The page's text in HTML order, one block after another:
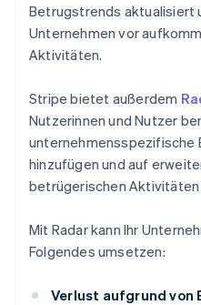
Betrugstrends aktualisiert
Unternehmen vor
Aktivitäten.
Stripe bietet außerdem
Nutzerinnen und Nutzer
unternehmensspezifische
hinzufügen und auf
betrügerischen
Mit Radar kann Ihr
Folgendes umsetzen:
Verlust aufgrund von